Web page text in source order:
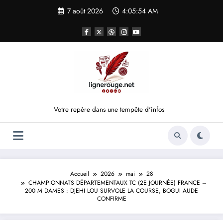
7 août 2026 4:05:54 AM
Votre repère dans une tempête d'infos
Accueil 2026 mai
28
CHAMPIONNATS DÉPARTEMENTAUX TC (2E JOURNÉE) FRANCE –
200 M DAMES : DJEHI LOU SURVOLE LA COURSE, BOGUI AUDE
CONFIRME